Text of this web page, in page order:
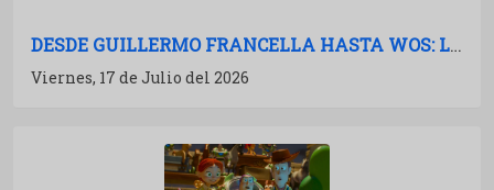
DESDE GUILLERMO FRANCELLA HASTA WOS: LAS PELÍCULAS ARGENTINAS PARA 2027
Viernes, 17 de Julio del 2026